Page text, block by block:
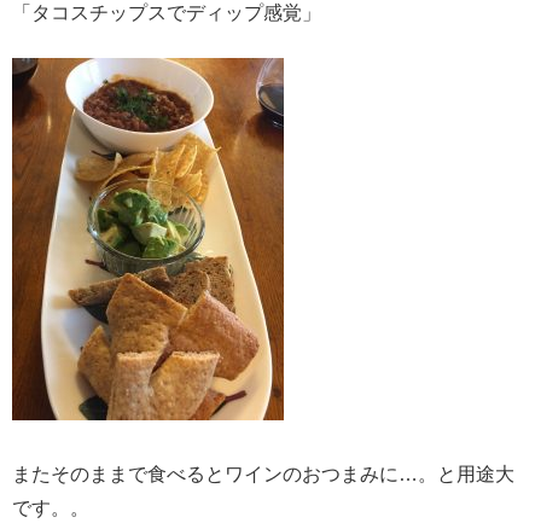
「タコスチップスでディップ感覚」
またそのままで食べるとワインのおつまみに…。と用途大
です。。